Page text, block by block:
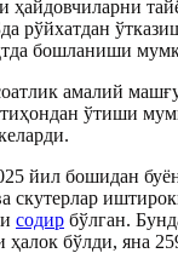
рўйхатдан
бошланиши
амалий
ўтиши
йил бошидан
скутерлар
содир бўлган.
ҳалок бўлди, яна